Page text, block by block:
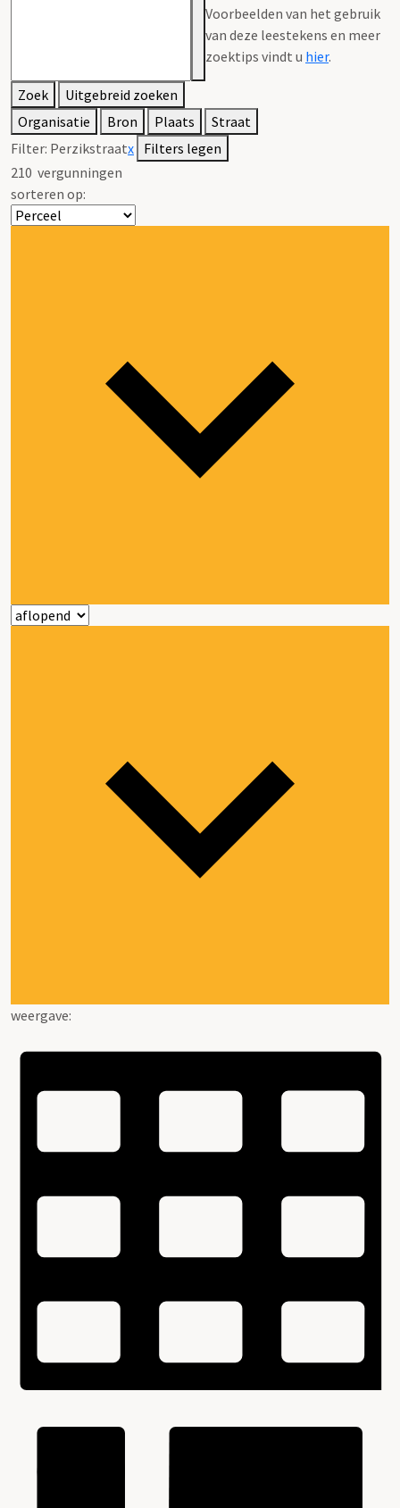
Voorbeelden van het gebruik
van deze leestekens en meer
zoektips vindt u hier.
Zoek
Uitgebreid zoeken
Organisatie
Bron Plaats
Straat
Filter: Perzikstraatx Filters legen
210 vergunningen
sorteren op:
weergave: